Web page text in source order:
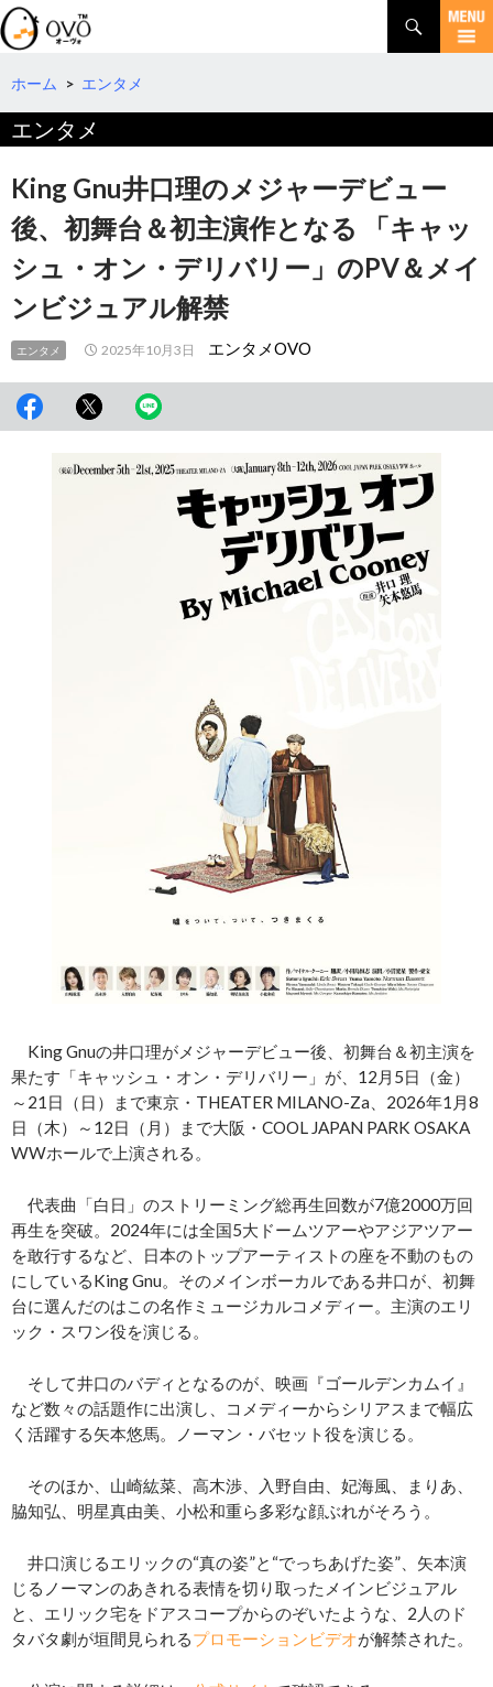
検
索
コ
テ
へ
移
動
ホーム > エンタメ
エンタメ
King Gnu井口理のメジャーデビュー
後、初舞台＆初主演作となる 「キャッ
シュ・オン・デリバリー」のPV＆メイ
ンビジュアル解禁
エンタメ 2025年10月3日 エンタメOVO
King Gnuの井口理がメジャーデビュー後、初舞台＆初主演を
果たす「キャッシュ・オン・デリバリー」が、12月5日（金）
～21日（日）まで東京・THEATER MILANO-Za、2026年1月8
日（木）～12日（月）まで大阪・COOL JAPAN PARK OSAKA
WWホールで上演される。
代表曲「白日」のストリーミング総再生回数が7億2000万回
再生を突破。2024年には全国5大ドームツアーやアジアツアー
を敢行するなど、日本のトップアーティストの座を不動のもの
にしているKing Gnu。そのメインボーカルである井口が、初舞
台に選んだのはこの名作ミュージカルコメディー。主演のエリ
ック・スワン役を演じる。
そして井口のバディとなるのが、映画『ゴールデンカムイ』
など数々の話題作に出演し、コメディーからシリアスまで幅広
く活躍する矢本悠馬。ノーマン・バセット役を演じる。
そのほか、山崎紘菜、高木渉、入野自由、妃海風、まりあ、
脇知弘、明星真由美、小松和重ら多彩な顔ぶれがそろう。
井口演じるエリックの“真の姿”と“でっちあげた姿”、矢本演
じるノーマンのあきれる表情を切り取ったメインビジュアル
と、エリック宅をドアスコープからのぞいたような、2人のド
タバタ劇が垣間見られるプロモーションビデオが解禁された。